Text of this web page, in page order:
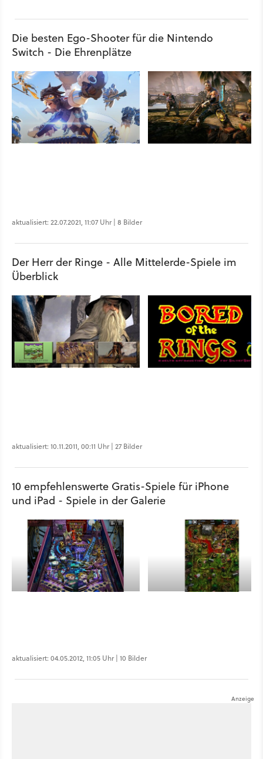
Die besten Ego-Shooter für die Nintendo
Switch - Die Ehrenplätze
aktualisiert: 22.07.2021, 11:07 Uhr | 8 Bilder
Der Herr der Ringe - Alle Mittelerde-Spiele im
Überblick
aktualisiert: 10.11.2011, 00:11 Uhr | 27 Bilder
10 empfehlenswerte Gratis-Spiele für iPhone
und iPad - Spiele in der Galerie
aktualisiert: 04.05.2012, 11:05 Uhr | 10 Bilder